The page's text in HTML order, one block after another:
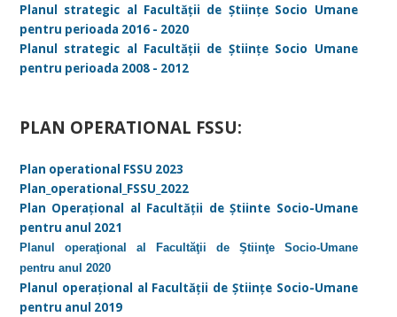
Planuri de învățământ
Fise disciplina
Plan învățământ master
STUDENȚI
Orar
Anunțuri
Sesiune de examene
Planul strategic al Facultății de Științe Socio Umane
pentru perioada 2016 - 2020
Planul strategic al Facultății de Științe Socio Umane
pentru perioada 2008 - 2012
PLAN OPERATIONAL FSSU:
Plan operational FSSU 2023
Plan_operational_FSSU_2022
Plan Operațional al Facultății de Știinte Socio-Umane
pentru anul 2021
Planul operaţional al Facultăţii de Ştiinţe Socio-Umane
pentru anul 2020
Planul operaţional al Facultăţii de Ştiinţe Socio-Umane
pentru anul 2019